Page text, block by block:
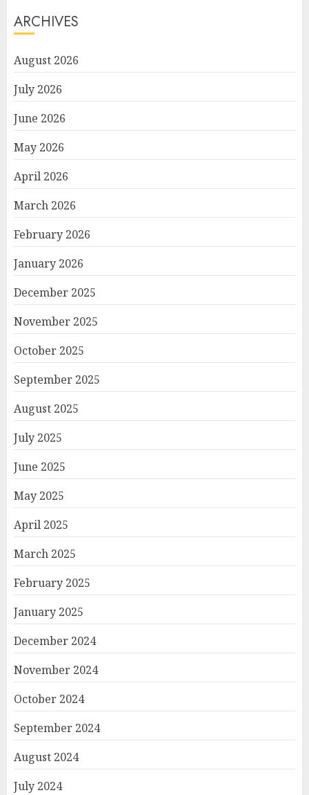
ARCHIVES
August 2026
July 2026
June 2026
May 2026
April 2026
March 2026
February 2026
January 2026
December 2025
November 2025
October 2025
September 2025
August 2025
July 2025
June 2025
May 2025
April 2025
March 2025
February 2025
January 2025
December 2024
November 2024
October 2024
September 2024
August 2024
July 2024